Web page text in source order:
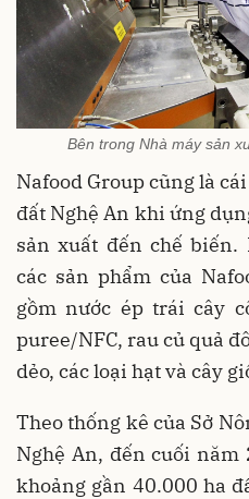
Bên trong Nhà máy sản
Nafood Group cũng là
đất Nghệ An khi ứng
sản xuất đến chế biến.
các sản phẩm của
gồm nước ép trái cây
puree/NFC, rau củ quả
dẻo, các loại hạt và cây
Theo thống kê của Sở
Nghệ An, đến cuối
khoảng gần 40.000 ha